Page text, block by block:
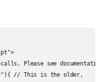
calls. Please see
// This is the older,